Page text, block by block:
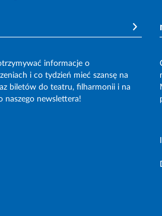
informacje o
i co tydzień mieć szansę na
biletów do teatru, filharmonii i na
naszego newslettera!